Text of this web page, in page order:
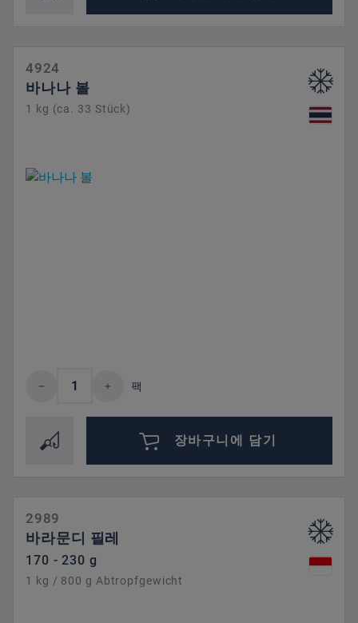
4924
바나나 볼
1 kg (ca. 33 Stück)
제품 수량: 원하는 값을 입력하거나 버튼
팩
장바구니에 담기
2989
바라문디 필레
170 - 230 g
1 kg / 800 g Abtropfgewicht